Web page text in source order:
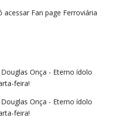
Fan page Ferroviária